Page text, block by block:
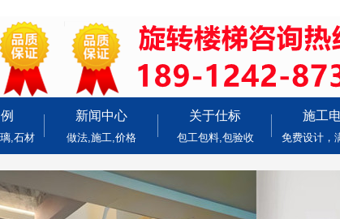
,石材
新闻中心
做法,施工,价格
关于仕标
包工包料,包验收
施工
免费设计，